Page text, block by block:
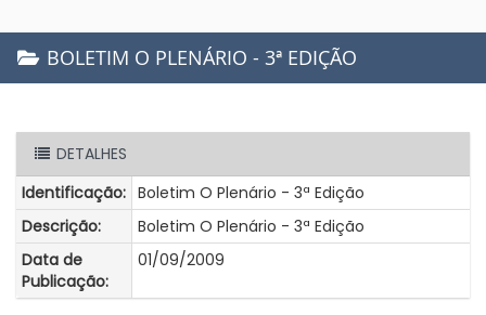
BOLETIM O PLENÁRIO - 3ª EDIÇÃO
DETALHES
Identificação: Boletim O Plenário - 3ª Edição
Descrição:
Boletim O Plenário - 3ª Edição
Data de
Publicação:
01/09/2009